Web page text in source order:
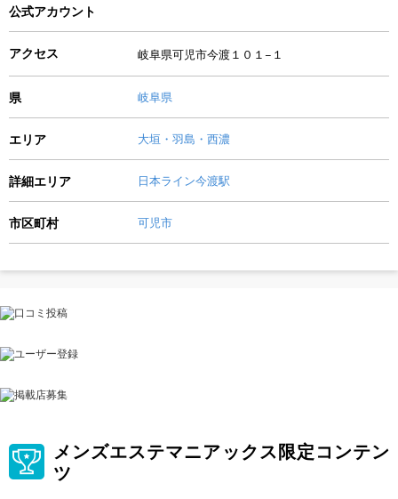
公式アカウント
アクセス 岐阜県可児市今渡１０１−１
県 岐阜県
エリア 大垣・羽島・西濃
詳細エリア 日本ライン今渡駅
市区町村 可児市
メンズエステマニアックス限定コンテン
ツ